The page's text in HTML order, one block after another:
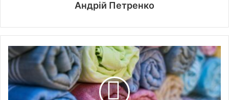
Андрій Петренко